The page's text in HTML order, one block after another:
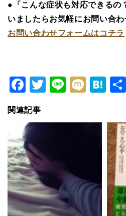
●「こんな症状も対応できるの
いましたらお気軽にお問い合わ
お問い合わせフォームはコチラ
Facebook
Twitter
LineMixi
関連記事